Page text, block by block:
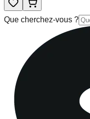
Que cherchez-vous ?